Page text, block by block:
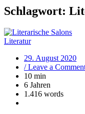
Schlagwort:
Literatur
29. August 2020
/ Leave a
10 min
6 Jahren
1.416 words